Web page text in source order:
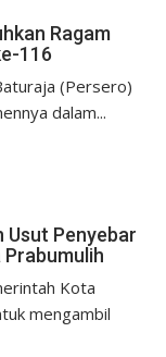
Ragam
116
(Persero)
dalam...
Usut Penyebar
Kota
mengambil